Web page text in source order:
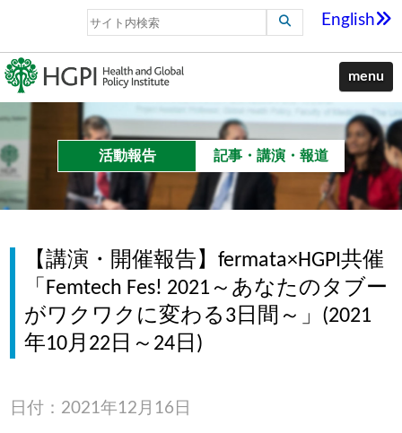
English
menu
活動報告 記事・講演・報道
【講演・開催報告】fermata×HGPI共催
「Femtech Fes! 2021～あなたのタブー
がワクワクに変わる3日間～」(2021
年10月22日～24日)
日付：2021年12月16日